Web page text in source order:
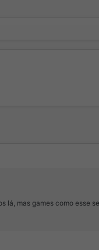
lá, mas games como esse